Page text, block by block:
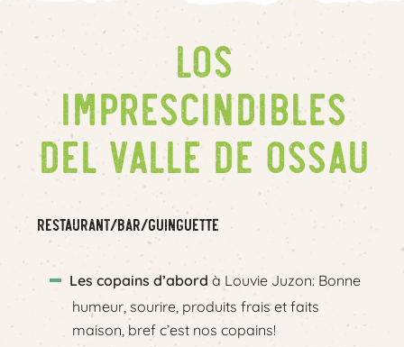
Los
imprescindibles
del Valle de Ossau
Restaurant/Bar/Guinguette
Les copains d’abord à Louvie Juzon: Bonne
humeur, sourire, produits frais et faits
maison, bref c’est nos copains!